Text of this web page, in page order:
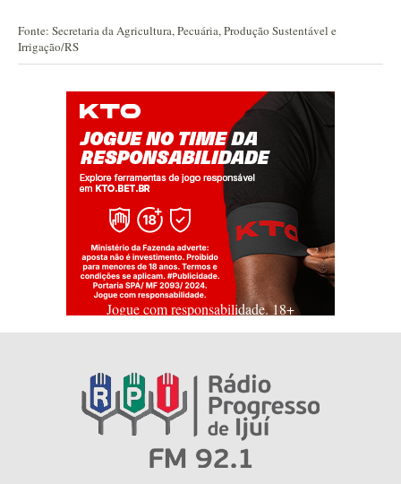
Fonte: Secretaria da Agricultura, Pecuária, Produção Sustentável e
Irrigação/RS
Jogue com responsabilidade. 18+